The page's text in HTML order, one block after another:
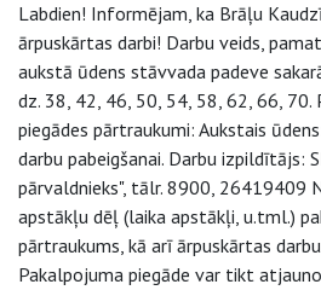
Labdien! Informējam, ka Brāļu
ārpuskārtas darbi! Darbu veids,
aukstā ūdens stāvvada padeve
dz. 38, 42, 46, 50, 54, 58, 62, 66,
piegādes pārtraukumi: Aukstais
darbu pabeigšanai. Darbu izpildītājs:
pārvaldnieks", tālr. 8900, 26419409
apstākļu dēļ (laika apstākļi, u.tml.)
pārtraukums, kā arī ārpuskārtas
Pakalpojuma piegāde var tikt